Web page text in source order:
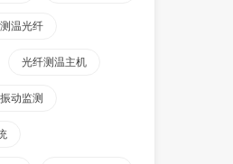
测温光纤
光纤测温主机
动监测